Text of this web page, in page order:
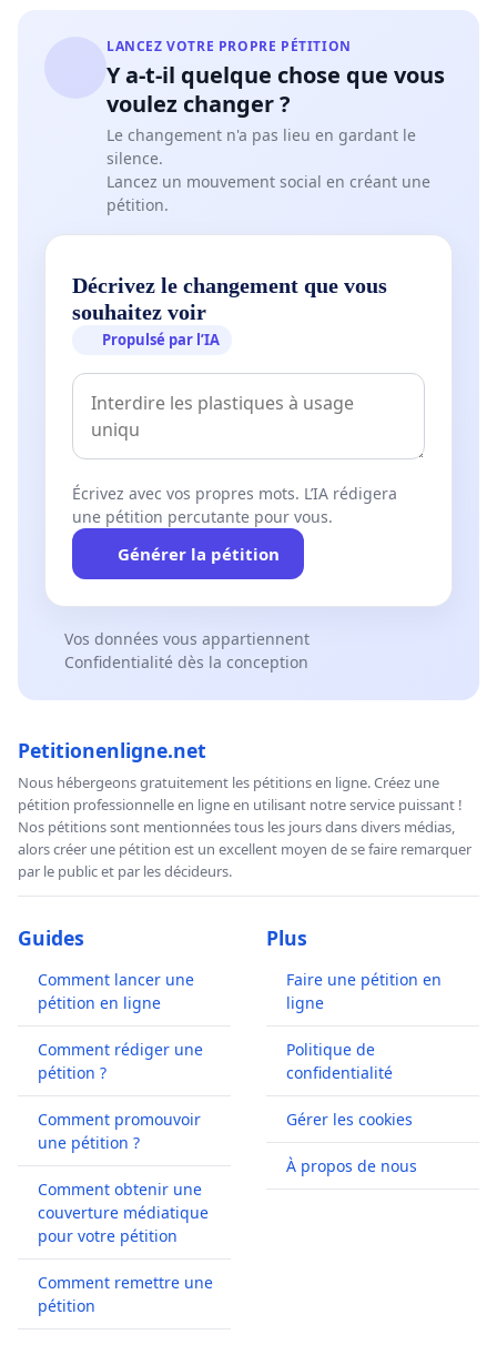
LANCEZ VOTRE PROPRE PÉTITION
Y a-t-il quelque chose que vous
voulez changer ?
Le changement n'a pas lieu en gardant le
silence.
Lancez un mouvement social en créant une
pétition.
Décrivez le changement que vous
souhaitez voir
Propulsé par l’IA
Écrivez avec vos propres mots. L’IA rédigera
une pétition percutante pour vous.
Générer la pétition
Vos données vous appartiennent
Confidentialité dès la conception
Petitionenligne.net
Nous hébergeons gratuitement les pétitions en ligne. Créez une
pétition professionnelle en ligne en utilisant notre service puissant !
Nos pétitions sont mentionnées tous les jours dans divers médias,
alors créer une pétition est un excellent moyen de se faire remarquer
par le public et par les décideurs.
Guides
Comment lancer une
pétition en ligne
Comment rédiger une
pétition ?
Comment promouvoir
une pétition ?
Comment obtenir une
couverture médiatique
pour votre pétition
Comment remettre une
pétition
Plus
Faire une pétition en
ligne
Politique de
confidentialité
Gérer les cookies
À propos de nous